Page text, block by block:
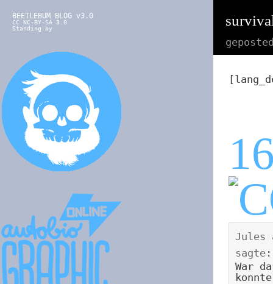
BEETLEBUM BLOG v3.0
CC NC-BY-SA 3.0
Standing by
Jules
sagte:
War